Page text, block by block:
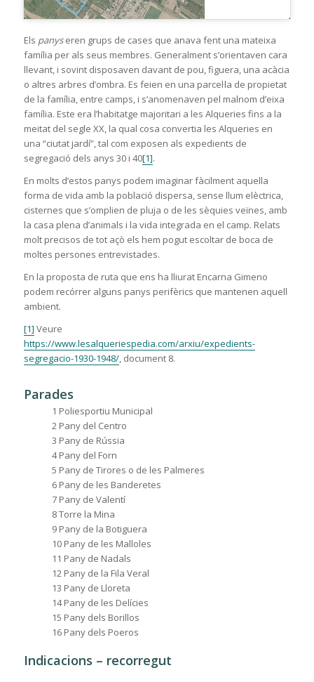
Els panyseren grups de cases que anava fent una mateixa
família per als seus membres. Generalment s’orientaven cara
llevant, i sovint disposaven davant de pou, figuera, una acàcia
o altres arbres d’ombra. Es feien en una parcel·la de propietat
de la família, entre camps, i s’anomenaven pel malnom d’eixa
família. Este era l’habitatge majoritari a les Alqueries fins a la
meitat del segle XX, la qual cosa convertia les Alqueries en
una “ciutat jardí”, tal com exposen als expedients de
segregació dels anys 30 i 40[1].
En molts d’estos panys podem imaginar fàcilment aquella
forma de vida amb la població dispersa, sense llum elèctrica,
cisternes que s’omplien de pluja o de les sèquies veïnes, amb
la casa plena d’animals i la vida integrada en el camp. Relats
molt precisos de tot açò els hem pogut escoltar de boca de
moltes persones entrevistades.
En la proposta de ruta que ens ha lliurat Encarna Gimeno
podem recórrer alguns panys perifèrics que mantenen aquell
ambient.
[1] Veure
https://www.lesalqueriespedia.com/arxiu/expedients-
segregacio-1930-1948/, document 8.
Parades
1 Poliesportiu Municipal
2 Pany del Centro
3 Pany de Rússia
4 Pany del Forn
5 Pany de Tirores o de les Palmeres
6 Pany de les Banderetes
7 Pany de Valentí
8 Torre la Mina
9 Pany de la Botiguera
10 Pany de les Malloles
11 Pany de Nadals
12 Pany de la Fila Veral
13 Pany de Lloreta
14 Pany de les Delícies
15 Pany dels Borillos
16 Pany dels Poeros
Indicacions – recorregut